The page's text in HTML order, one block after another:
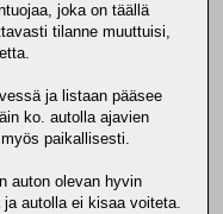
joka on täällä
tilanne muuttuisi,
ja listaan pääsee
ko. autolla ajavien
paikallisesti.
auton olevan hyvin
autolla ei kisaa voiteta.